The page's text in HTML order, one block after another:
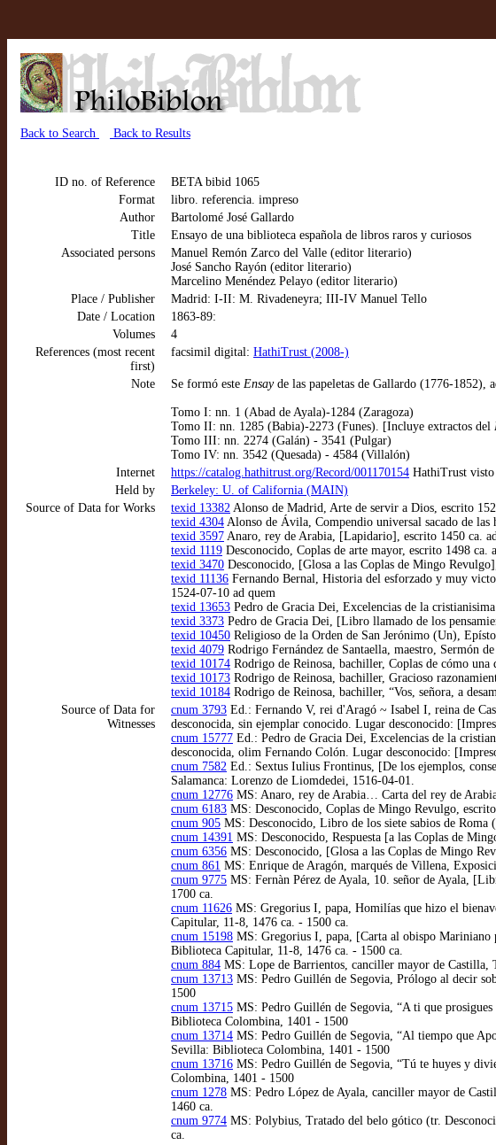
Back to Search Back to Results
ID no. of Reference
BETA bibid 1065
Format
libro. referencia. impreso
Author
Bartolomé José Gallardo
Title
Ensayo de una biblioteca española de libros raros y curiosos
Associated persons
Manuel Remón Zarco del Valle (editor literario)
José Sancho Rayón (editor literario)
Marcelino Menéndez Pelayo (editor literario)
Place / Publisher
Madrid: I-II: M. Rivadeneyra; III-IV Manuel Tello
Date / Location
1863-89:
Volumes
4
References (most recent
first)
facsimil digital: HathiTrust (2008-)
Note Se formó este Ensayde las papeletas de Gallardo (1776-1852),
Tomo I: nn. 1 (Abad de Ayala)-1284 (Zaragoza)
Tomo II: nn. 1285 (Babia)-2273 (Funes). [Incluye extractos del
Tomo III: nn. 2274 (Galán) - 3541 (Pulgar)
Tomo IV: nn. 3542 (Quesada) - 4584 (Villalón)
Internet
https://catalog.hathitrust.org/Record/001170154 HathiTrust
Held by
Berkeley: U. of California (MAIN)
Source of Data for Works
texid 13382 Alonso de Madrid, Arte de servir a Dios, escrito
texid 4304 Alonso de Ávila, Compendio universal sacado de
texid 3597 Anaro, rey de Arabia, [Lapidario], escrito 1450 ca.
texid 1119 Desconocido, Coplas de arte mayor, escrito 1498 ca.
texid 3470 Desconocido, [Glosa a las Coplas de Mingo
texid 11136 Fernando Bernal, Historia del esforzado y muy
1524-07-10 ad quem
texid 13653 Pedro de Gracia Dei, Excelencias de la
texid 3373 Pedro de Gracia Dei, [Libro llamado de los
texid 10450 Religioso de la Orden de San Jerónimo (Un),
texid 4079 Rodrigo Fernández de Santaella, maestro, Sermón
texid 10174 Rodrigo de Reinosa, bachiller, Coplas de cómo
texid 10173 Rodrigo de Reinosa, bachiller, Gracioso
texid 10184 Rodrigo de Reinosa, bachiller, “Vos, señora, a
Source of Data for
Witnesses
cnum 3793 Ed.: Fernando V, rei d'Aragó ~ Isabel I, reina de
desconocida, sin ejemplar conocido. Lugar desconocido:
cnum 15777 Ed.: Pedro de Gracia Dei, Excelencias de la
desconocida, olim Fernando Colón. Lugar desconocido:
cnum 7582 Ed.: Sextus Iulius Frontinus, [De los ejemplos,
Salamanca: Lorenzo de Liomdedei, 1516-04-01.
cnum 12776 MS: Anaro, rey de Arabia… Carta del rey de
cnum 6183 MS: Desconocido, Coplas de Mingo Revulgo,
cnum 905 MS: Desconocido, Libro de los siete sabios de
cnum 14391 MS: Desconocido, Respuesta [a las Coplas de
cnum 6356 MS: Desconocido, [Glosa a las Coplas de Mingo
cnum 861 MS: Enrique de Aragón, marqués de Villena,
cnum 9775 MS: Fernàn Pérez de Ayala, 10. señor de Ayala,
1700 ca.
cnum 11626 MS: Gregorius I, papa, Homilías que hizo el
Capitular, 11-8, 1476 ca. - 1500 ca.
cnum 15198 MS: Gregorius I, papa, [Carta al obispo
Biblioteca Capitular, 11-8, 1476 ca. - 1500 ca.
cnum 884 MS: Lope de Barrientos, canciller mayor de
cnum 13713 MS: Pedro Guillén de Segovia, Prólogo al decir
1500
cnum 13715 MS: Pedro Guillén de Segovia, “A ti que
Biblioteca Colombina, 1401 - 1500
cnum 13714 MS: Pedro Guillén de Segovia, “Al tiempo que
Sevilla: Biblioteca Colombina, 1401 - 1500
cnum 13716 MS: Pedro Guillén de Segovia, “Tú te huyes y
Colombina, 1401 - 1500
cnum 1278 MS: Pedro López de Ayala, canciller mayor de
1460 ca.
cnum 9774 MS: Polybius, Tratado del belo gótico (tr.
ca.